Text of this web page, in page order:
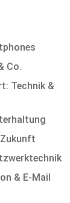
Co.
Technik &
& E-Mail